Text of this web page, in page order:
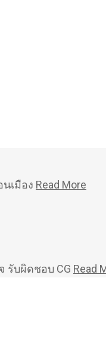
เมือง Read More
รับผิดชอบ CG Read